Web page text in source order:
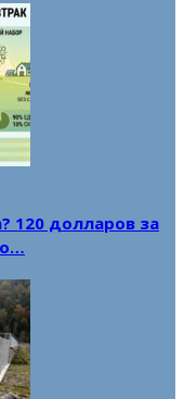
120 долларов за